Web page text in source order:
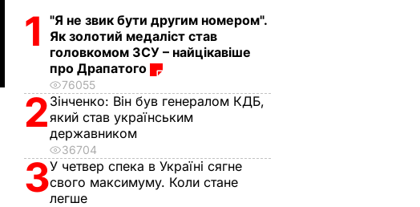
1
"Я не звик бути другим номером".
Як золотий медаліст став
головкомом ЗСУ – найцікавіше
про Драпатого
76055
2 Зінченко: Він був генералом КДБ,
який став українським
державником
36704
3У четвер спека в Україні сягне
свого максимуму. Коли стане
легше